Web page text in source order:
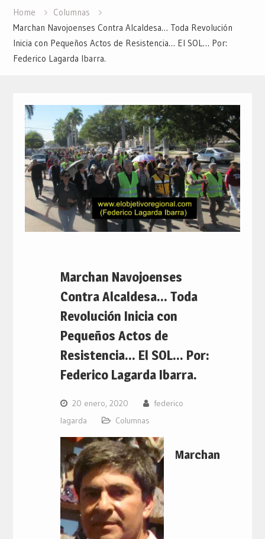
Home
Columnas
Marchan Navojoenses Contra Alcaldesa… Toda Revolución
Inicia con Pequeños Actos de Resistencia… El SOL… Por:
Federico Lagarda Ibarra.
Marchan Navojoenses
Contra Alcaldesa… Toda
Revolución Inicia con
Pequeños Actos de
Resistencia… El SOL… Por:
Federico Lagarda Ibarra.
20 enero, 2020
federico
lagarda
Columnas
Marchan